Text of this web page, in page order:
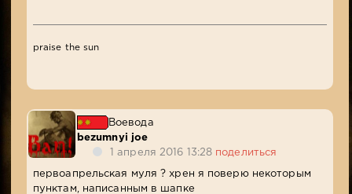
praise the sun
Воевода
bezumnyi joe
1 апреля 2016 13:28 поделиться
первоапрельская муля ? хрен я поверю некоторым
пунктам, написанным в шапке